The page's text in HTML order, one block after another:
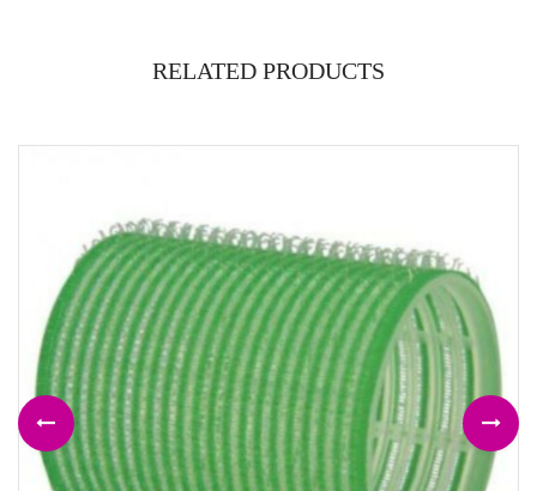
RELATED PRODUCTS